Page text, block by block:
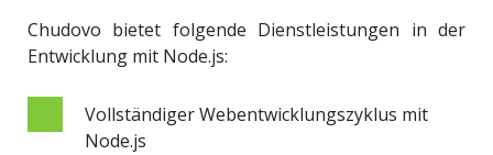
Chudovo bietet folgende Dienstleistungen in der
Entwicklung mit Node.js:
Vollständiger Webentwicklungszyklus mit
Node.js